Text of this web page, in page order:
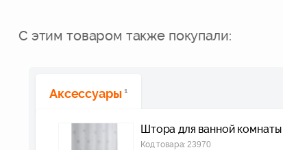
С этим товаром также покупали:
Аксессуары 1
Штора для ванной
Код товара: 23970